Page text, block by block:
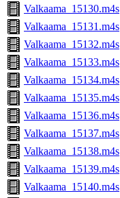
Valkaama_15130.m4s
Valkaama_15131.m4s
Valkaama_15132.m4s
Valkaama_15133.m4s
Valkaama_15134.m4s
Valkaama_15135.m4s
Valkaama_15136.m4s
Valkaama_15137.m4s
Valkaama_15138.m4s
Valkaama_15139.m4s
Valkaama_15140.m4s